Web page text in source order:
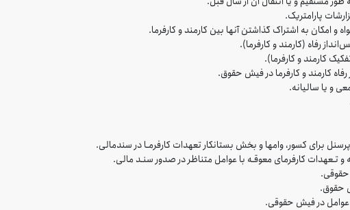
پارامتریک.
امکان به اشتراک گذاشتن آنها بین کارمند و کارفرما.
رفاه (کارمند و کارفرما).
کارمند و کارفرما).
کارمند و کارفرما در فیش حقوق.
و یا سالیانه.
برای کسور، وامها و بخش بستانکار تعهدات کارفرمـا در سندمالی.
تـعهدات کارفرمای معوقـه با عوامل متناظر در صدور سنـد مالی.
حقوقی.
حقوق.
عوامل در فیش حقوقی.